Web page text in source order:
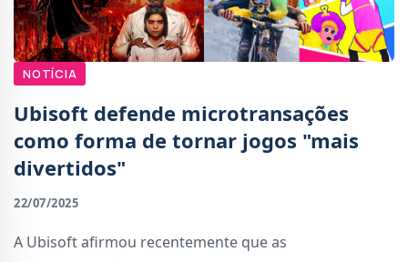
NOTÍCIA
Ubisoft defende microtransações
como forma de tornar jogos "mais
divertidos"
22/07/2025
A Ubisoft afirmou recentemente que as